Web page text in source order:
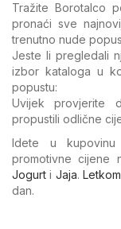
Tražite Borotalco
pronaći sve
trenutno nude
Jeste li pregledali
izbor kataloga u
popustu:
Uvijek provjerite
propustili odlične
Idete u
promotivne
Jogurt i Jaja.
dan.